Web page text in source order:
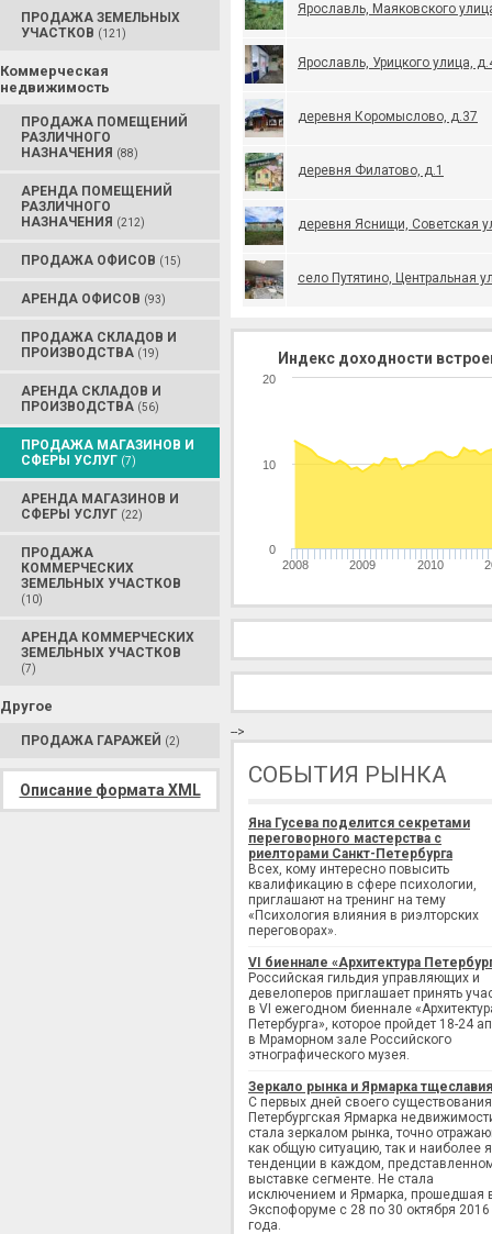
ПРОДАЖА ЗЕМЕЛЬНЫХ
УЧАСТКОВ (121)
Коммерческая
недвижимость
ПРОДАЖА ПОМЕЩЕНИЙ
РАЗЛИЧНОГО
НАЗНАЧЕНИЯ (88)
АРЕНДА ПОМЕЩЕНИЙ
РАЗЛИЧНОГО
НАЗНАЧЕНИЯ (212)
ПРОДАЖА ОФИСОВ (15)
АРЕНДА ОФИСОВ (93)
ПРОДАЖА СКЛАДОВ И
ПРОИЗВОДСТВА (19)
АРЕНДА СКЛАДОВ И
ПРОИЗВОДСТВА (56)
ПРОДАЖА МАГАЗИНОВ И
СФЕРЫ УСЛУГ (7)
АРЕНДА МАГАЗИНОВ И
СФЕРЫ УСЛУГ (22)
ПРОДАЖА
КОММЕРЧЕСКИХ
ЗЕМЕЛЬНЫХ УЧАСТКОВ
(10)
АРЕНДА КОММЕРЧЕСКИХ
ЗЕМЕЛЬНЫХ УЧАСТКОВ
(7)
Другое
ПРОДАЖА ГАРАЖЕЙ (2)
Описание формата XML
Ярославль, Маяковского
Ярославль, Урицкого улица,
деревня Коромыслово, д.37
деревня Филатово, д.1
деревня Яснищи, Советская
село Путятино, Центральная
Индекс доходности
2008 2009 2010
0
10
20
-->
СОБЫТИЯ РЫНКА
Яна Гусева поделится секретами
переговорного мастерства с
риелторами Санкт-Петербурга
Всех, кому интересно повысить
квалификацию в сфере психологии,
приглашают на тренинг на тему
«Психология влияния в риэлторских
переговорах».
VI биеннале «Архитектура
Российская гильдия управляющих и
девелоперов приглашает принять
в VI ежегодном биеннале
Петербурга», которое пройдет 18-24
в Мраморном зале Российского
этнографического музея.
Зеркало рынка и Ярмарка тщеславия
С первых дней своего существования
Петербургская Ярмарка
стала зеркалом рынка, точно
как общую ситуацию, так и наиболее
тенденции в каждом,
выставке сегменте. Не стала
исключением и Ярмарка, прошедшая
Экспофоруме с 28 по 30 октября 2016
года.